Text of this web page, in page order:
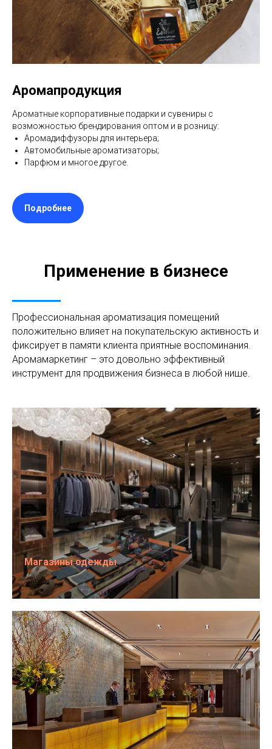
Аромапродукция
Ароматные корпоративные подарки и сувениры с
возможностью брендирования оптом и в розницу:
Аромадиффузоры для интерьера;
Автомобильные ароматизаторы;
Парфюм и многое другое.
Подробнее
Применение в бизнесе
Профессиональная ароматизация помещений
положительно влияет на покупательскую активность и
фиксирует в памяти клиента приятные воспоминания.
Аромамаркетинг – это довольно эффективный
инструмент для продвижения бизнеса в любой нише.
Магазины одежды